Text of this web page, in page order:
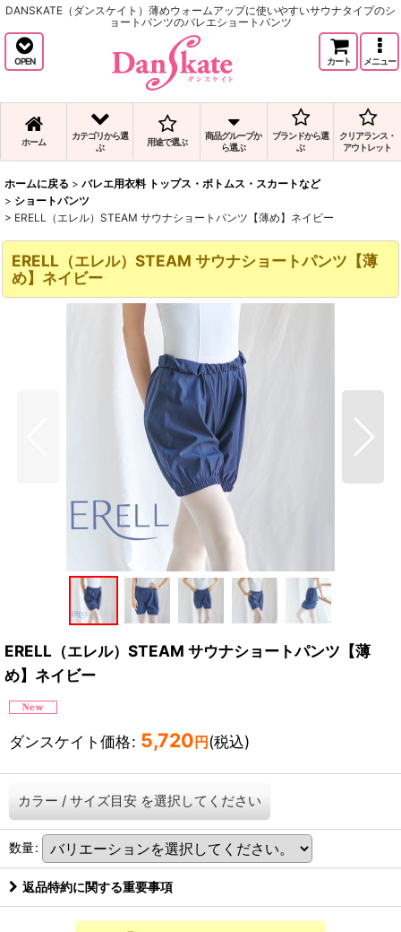
DANSKATE（ダンスケイト）薄めウォームアップに使いやすいサウナタイプのシ
ョートパンツのバレエショートパンツ
OPEN カート メニュー
ホーム
カテゴリから選
ぶ
用途で選ぶ
商品グループか
ら選ぶ
ブランドから選
ぶ
クリアランス・
アウトレット
ホームに戻る > バレエ用衣料 トップス・ボトムス・スカートなど
> ショートパンツ
> ERELL（エレル）STEAM サウナショートパンツ【薄め】ネイビー
ERELL（エレル）STEAM サウナショートパンツ【薄
め】ネイビー
ERELL（エレル）STEAM サウナショートパンツ【薄
め】ネイビー
ダンスケイト価格: 5,720 円 (税込)
カラー / サイズ目安 を選択してください
数量:
返品特約に関する重要事項